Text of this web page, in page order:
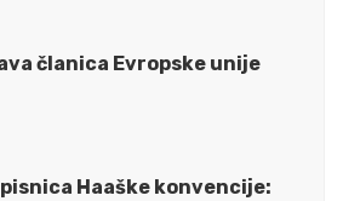
članica Evropske unije
Haaške konvencije: